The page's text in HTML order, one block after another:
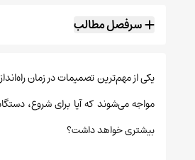
سرفصل مطالب
یکی از مهم‌ترین تصمیمات در زمان
مواجه می‌شوند که آیا برای شروع،
بیشتری خواهد داشت؟